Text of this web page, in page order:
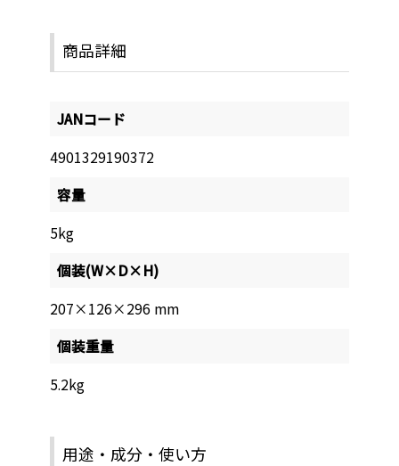
商品詳細
JANコード
4901329190372
容量
5kg
個装(W×D×H)
207×126×296 mm
個装重量
5.2kg
用途・成分・使い方